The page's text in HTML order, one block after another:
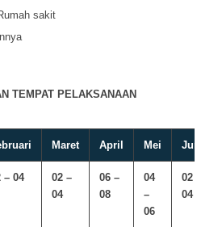
sakit
TEMPAT PELAKSANAAN
Maret April Mei Juni
– 04
02 –
04
06 –
08
04
–
06
02 –
04